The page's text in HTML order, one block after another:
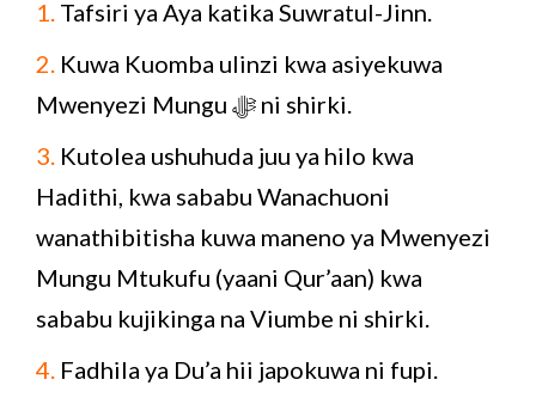
1. Tafsiri ya Aya katika Suwratul-Jinn.
2. Kuwa Kuomba ulinzi kwa asiyekuwa
Mwenyezi Mungu ﷻ ni shirki.
3. Kutolea ushuhuda juu ya hilo kwa
Hadithi, kwa sababu Wanachuoni
wanathibitisha kuwa maneno ya Mwenyezi
Mungu Mtukufu (yaani Qur’aan) kwa
sababu kujikinga na Viumbe ni shirki.
4. Fadhila ya Du’a hii japokuwa ni fupi.